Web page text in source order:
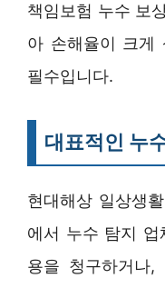
책임보험 누수 보
아 손해율이 크게
필수입니다.
대표적인 누
현대해상 일상생
에서 누수 탐지 업
용을 청구하거나,